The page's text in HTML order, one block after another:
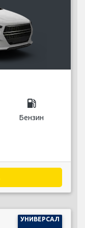
local_gas_station
Бензин
УНИВЕРСАЛ